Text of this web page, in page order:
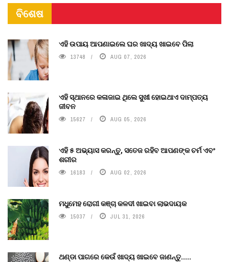
ବିଶେଷ
ଏହି ଉପାୟ ଆପଣାଇଲେ ଘର ଖାଦ୍ୟ ଖାଇବେ ପିଲା
13748 AUG 07, 2026
ଏହି ସ୍ଥାନରେ କଳାଜାଇ ଥିଲେ ସୁଖୀ ହୋଇଥାଏ ଦାମ୍ପତ୍ୟ
ଜୀବନ
15627 AUG 05, 2026
ଏହି ୫ ଅଭ୍ୟାସ କରନ୍ତୁ, ସତେଜ ରହିବ ଆପଣଙ୍କ ଚର୍ମ ଏବଂ
ଶରୀର
16183 AUG 02, 2026
ମଧୁମେହ ରୋଗୀ କଞ୍ଚା କଳଦୀ ଖାଇବା ଲାଭଦାୟକ
15037 JUL 31, 2026
ଥଣ୍ଡା ପାଗରେ କେଉଁ ଖାଦ୍ୟ ଖାଇବେ ଜାଣନ୍ତୁ.....